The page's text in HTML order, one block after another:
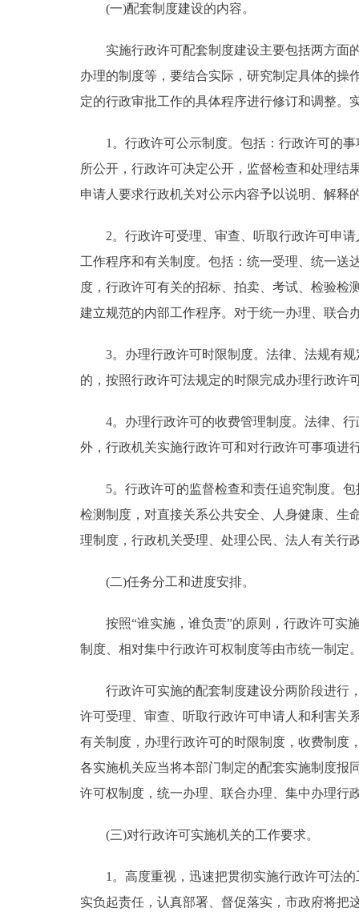
(一)配套制度建设的内容。
实施行政许可配套制度建设主要包括两方面的
办理的制度等，要结合实际，研究制定具体的操
定的行政审批工作的具体程序进行修订和调整。
1。行政许可公示制度。包括：行政许可的事
所公开，行政许可决定公开，监督检查和处理
申请人要求行政机关对公示内容予以说明、解释
2。行政许可受理、审查、听取行政许可申请
工作程序和有关制度。包括：统一受理、统一送
度，行政许可有关的招标、拍卖、考试、检验
建立规范的内部工作程序。对于统一办理、联合
3。办理行政许可时限制度。法律、法规有规
的，按照行政许可法规定的时限完成办理行政许
4。办理行政许可的收费管理制度。法律、行
外，行政机关实施行政许可和对行政许可事项进
5。行政许可的监督检查和责任追究制度。包
检测制度，对直接关系公共安全、人身健康、生
理制度，行政机关受理、处理公民、法人有关行
(二)任务分工和进度安排。
按照“谁实施，谁负责”的原则，行政许可实施
制度、相对集中行政许可权制度等由市统一制定
行政许可实施的配套制度建设分两阶段进行，
许可受理、审查、听取行政许可申请人和利害关
有关制度，办理行政许可的时限制度，收费制度
各实施机关应当将本部门制定的配套实施制度报
许可权制度，统一办理、联合办理、集中办理行
(三)对行政许可实施机关的工作要求。
1。高度重视，迅速把贯彻实施行政许可法的
实负起责任，认真部署、督促落实，市政府将把